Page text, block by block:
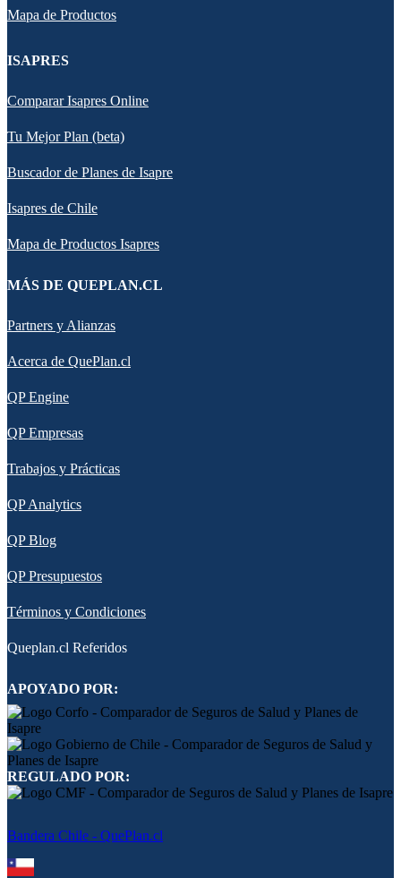
Mapa de Productos
ISAPRES
Comparar Isapres Online
Tu Mejor Plan (beta)
Buscador de Planes de Isapre
Isapres de Chile
Mapa de Productos Isapres
MÁS DE QUEPLAN.CL
Partners y Alianzas
Acerca de QuePlan.cl
QP Engine
QP Empresas
Trabajos y Prácticas
QP Analytics
QP Blog
QP Presupuestos
Términos y Condiciones
Queplan.cl Referidos
APOYADO POR:
REGULADO POR:
Bandera Chile - QuePlan.cl